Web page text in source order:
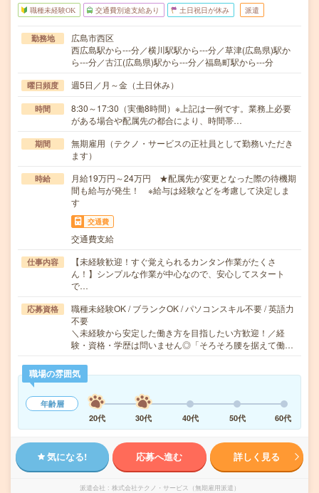
職種未経験OK 交通費別途支給あり 土日祝日が休み 派遣
勤務地
広島市西区
西広島駅から---分／横川駅駅から---分／草津(広島県)駅か
ら---分／古江(広島県)駅から---分／福島町駅から---分
曜日頻度 週5日／月～金（土日休み）
時間
8:30～17:30（実働8時間）※上記は一例です。業務上必要
がある場合や配属先の都合により、時間帯…
期間
無期雇用（テクノ・サービスの正社員として勤務いただき
ます）
時給
月給19万円～24万円 ★配属先が変更となった際の待機期
間も給与が発生！ ※給与は経験などを考慮して決定しま
す
交通費
交通費支給
仕事内容
【未経験歓迎！すぐ覚えられるカンタン作業がたくさ
ん！】シンプルな作業が中心なので、安心してスタート
で…
応募資格
職種未経験OK / ブランクOK / パソコンスキル不要 / 英語力
不要
＼未経験から安定した働き方を目指したい方歓迎！／経
験・資格・学歴は問いません◎「そろそろ腰を据えて働…
職場の雰囲気
年齢層
20代
30代 40代 50代 60代
気になる! 応募へ進む 詳しく見る
派遣会社 株式会社テクノ・サービス（無期雇用派遣）